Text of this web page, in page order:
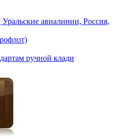
Уральские авиалинии, Россия,
ручной клади